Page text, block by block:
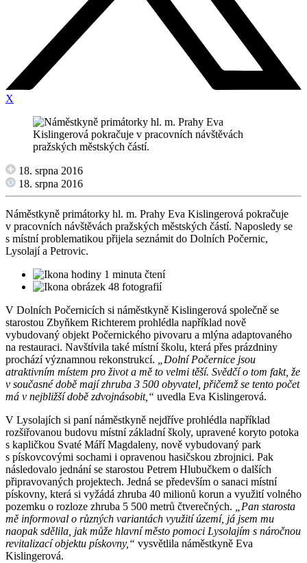
X
18. srpna 2016
18. srpna 2016
Náměstkyně primátorky hl. m. Prahy Eva Kislingerová pokračuje
v pracovních návštěvách pražských městských částí. Naposledy se
s místní problematikou přijela seznámit do Dolních Počernic,
Lysolají a Petrovic.
1 minuta čtení
48 fotografií
V Dolních Počernicích si náměstkyně Kislingerová společně se
starostou Zbyňkem Richterem prohlédla například nově
vybudovaný objekt Počernického pivovaru a mlýna adaptovaného
na restauraci. Navštívila také místní školu, která přes prázdniny
prochází významnou rekonstrukcí. „Dolní Počernice jsou
atraktivním místem pro život a mě to velmi těší. Svědčí o tom fakt, že
v současné době mají zhruba 3 500 obyvatel, přičemž se tento počet
má v nejbližší době zdvojnásobit,“ uvedla Eva Kislingerová.
V Lysolajích si paní náměstkyně nejdříve prohlédla například
rozšiřovanou budovu místní základní školy, upravené koryto potoka
s kapličkou Svaté Máří Magdaleny, nově vybudovaný park
s pískovcovými sochami i opravenou hasičskou zbrojnici. Pak
následovalo jednání se starostou Petrem Hlubučkem o dalších
připravovaných projektech. Jedná se především o sanaci místní
pískovny, která si vyžádá zhruba 40 milionů korun a využití volného
pozemku o rozloze zhruba 5 500 metrů čtverečných. „Pan starosta
mě informoval o různých variantách využití území, já jsem mu
naopak sdělila, jak může hlavní město pomoci Lysolajím s náročnou
revitalizací objektu pískovny,“ vysvětlila náměstkyně Eva
Kislingerová.